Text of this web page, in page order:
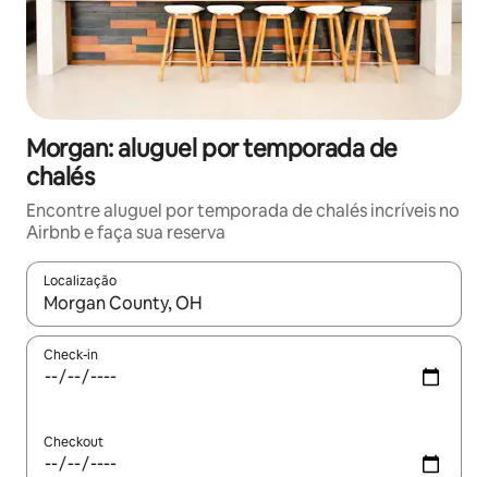
Morgan: aluguel por temporada de
chalés
Encontre aluguel por temporada de chalés incríveis no
Airbnb e faça sua reserva
Localização
Quando os resultados estiverem disponíveis, explore-os
Check-in
Checkout